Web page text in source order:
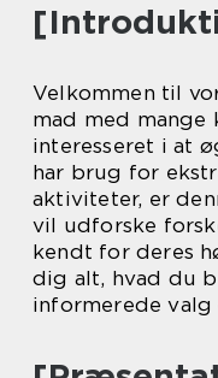
Velkommen til
mad med mange
interesseret i at
har brug for
aktiviteter, er
vil udforske
kendt for deres
dig alt, hvad du
informerede valg